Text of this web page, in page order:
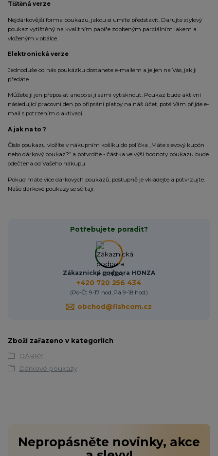
Tištěná verze
Nejdárkovější forma poukazu, jakou si umíte představit. Darujte stylový
poukaz vytištěný na kvalitním papíře zdobeným parciálním lakem a
vloženým v obálce.
Elektronická verze
Jednoduše od nás poukázku dostanete e-mailem a je jen na Vás, jak ji
předáte.
Můžete ji jen přeposlat anebo si ji sami vytisknout. Poukaz bude aktivní
následující pracovní den po připsání platby na náš účet, poté Vám přijde e-
mail s potrzením o aktivaci.
A jak na to ?
Číslo poukazu vložíte v nákupním košíku do políčka ,,Máte slevový kupón
nebo dárkový poukaz?” a potvrdíte - částka ve výši hodnoty poukazu bude
odečtena od Vašeho nákupu.
Pokud máte více dárkových poukazů, postupně je vkládejte a potvrzujte.
Náše dárkové poukazy se sčítají.
Potřebujete poradit?
Zákaznická podpora HONZA
+420 720 256 434
(Po-Čt 9-17 hod.,Pá 9-18 hod.)
obchod@fishcom.cz
Zboží zařazeno v kategoriích
DÁRKY
Dárkové poukazy
Nepropásněte novinky, akce